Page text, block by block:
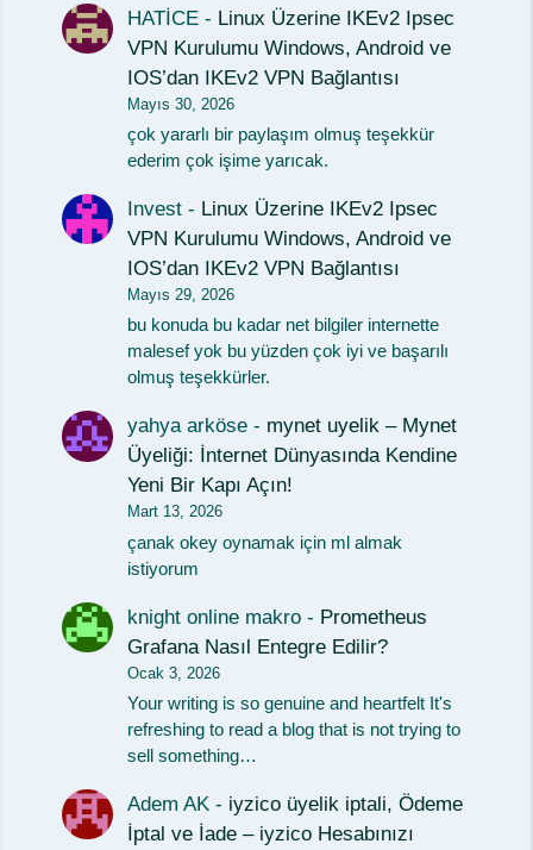
HATİCE - Linux Üzerine IKEv2 Ipsec
VPN Kurulumu Windows, Android ve
IOS’dan IKEv2 VPN Bağlantısı
Mayıs 30, 2026
çok yararlı bir paylaşım olmuş teşekkür
ederim çok işime yarıcak.
Invest - Linux Üzerine IKEv2 Ipsec
VPN Kurulumu Windows, Android ve
IOS’dan IKEv2 VPN Bağlantısı
Mayıs 29, 2026
bu konuda bu kadar net bilgiler internette
malesef yok bu yüzden çok iyi ve başarılı
olmuş teşekkürler.
yahya arköse - mynet uyelik – Mynet
Üyeliği: İnternet Dünyasında Kendine
Yeni Bir Kapı Açın!
Mart 13, 2026
çanak okey oynamak için ml almak
istiyorum
knight online makro - Prometheus
Grafana Nasıl Entegre Edilir?
Ocak 3, 2026
Your writing is so genuine and heartfelt It's
refreshing to read a blog that is not trying to
sell something…
Adem AK - iyzico üyelik iptali, Ödeme
İptal ve İade – iyzico Hesabınızı